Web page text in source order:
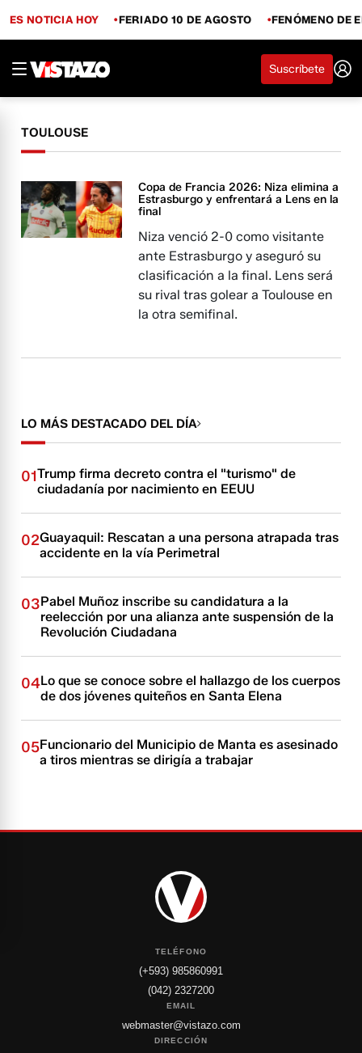
ES NOTICIA HOY FERIADO 10 DE AGOSTO FENÓMENO DE
Suscríbete
TOULOUSE
Copa de Francia 2026: Niza elimina a
Estrasburgo y enfrentará a Lens en la
final
Niza venció 2-0 como visitante
ante Estrasburgo y aseguró su
clasificación a la final. Lens será
su rival tras golear a Toulouse en
la otra semifinal.
LO MÁS DESTACADO DEL DÍA
01Trump firma decreto contra el "turismo" de
ciudadanía por nacimiento en EEUU
02Guayaquil: Rescatan a una persona atrapada tras
accidente en la vía Perimetral
03Pabel Muñoz inscribe su candidatura a la
reelección por una alianza ante suspensión de la
Revolución Ciudadana
04Lo que se conoce sobre el hallazgo de los cuerpos
de dos jóvenes quiteños en Santa Elena
05Funcionario del Municipio de Manta es asesinado
a tiros mientras se dirigía a trabajar
TELÉFONO
(+593) 985860991
(042) 2327200
EMAIL
webmaster@vistazo.com
DIRECCIÓN